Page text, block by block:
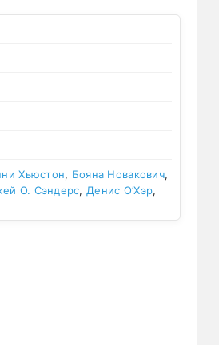
Хьюстон, Бояна Новакович,
О. Сэндерс, Денис О’Хэр,